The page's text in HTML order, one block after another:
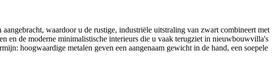
waardoor u de rustige, industriële uitstraling van zwart combineert met
en de moderne minimalistische interieurs die u vaak terugziet in nieuwbouwvilla's
hoogwaardige metalen geven een aangenaam gewicht in de hand, een soepele